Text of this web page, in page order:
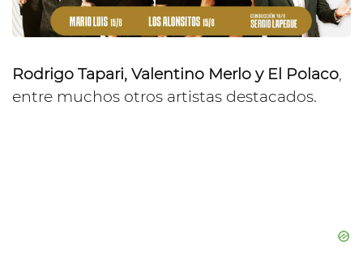
Rodrigo Tapari, Valentino Merlo y El Polaco,
entre muchos otros artistas destacados.